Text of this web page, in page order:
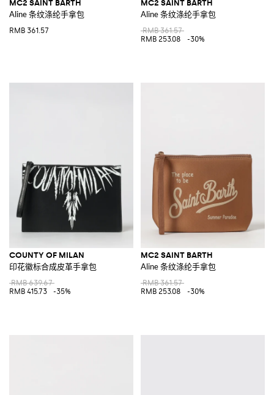
MC2 SAINT BARTH
Aline 条纹涤纶手拿包
RMB 361.57
MC2 SAINT BARTH
Aline 条纹涤纶手拿包
RMB 361.57
RMB 253.08
-30%
COUNTY OF MILAN
印花徽标合成皮革手拿包
RMB 639.67
RMB 415.73
-35%
MC2 SAINT BARTH
Aline 条纹涤纶手拿包
RMB 361.57
RMB 253.08
-30%